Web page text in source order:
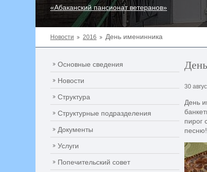
«Абаканский пансионат ветеранов»
Новости 2016 День именинника
Основные сведения
Новости
Структура
Структурные подразделения
Документы
Услуги
Попечительский совет
30
День
пирог